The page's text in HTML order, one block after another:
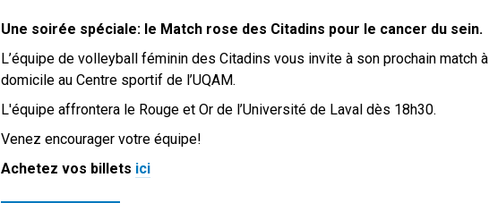
Une soirée spéciale: le Match rose des Citadins pour le cancer du sein.
L’équipe de volleyball féminin des Citadins vous invite à son prochain match à
domicile au Centre sportif de l’UQAM.
L'équipe affrontera le Rouge et Or de l’Université de Laval dès 18h30.
Venez encourager votre équipe!
Achetez vos billets ici